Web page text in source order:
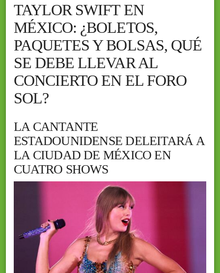
TAYLOR SWIFT EN
MÉXICO: ¿BOLETOS,
PAQUETES Y BOLSAS, QUÉ
SE DEBE LLEVAR AL
CONCIERTO EN EL FORO
SOL?
LA CANTANTE
ESTADOUNIDENSE DELEITARÁ A
LA CIUDAD DE MÉXICO EN
CUATRO SHOWS